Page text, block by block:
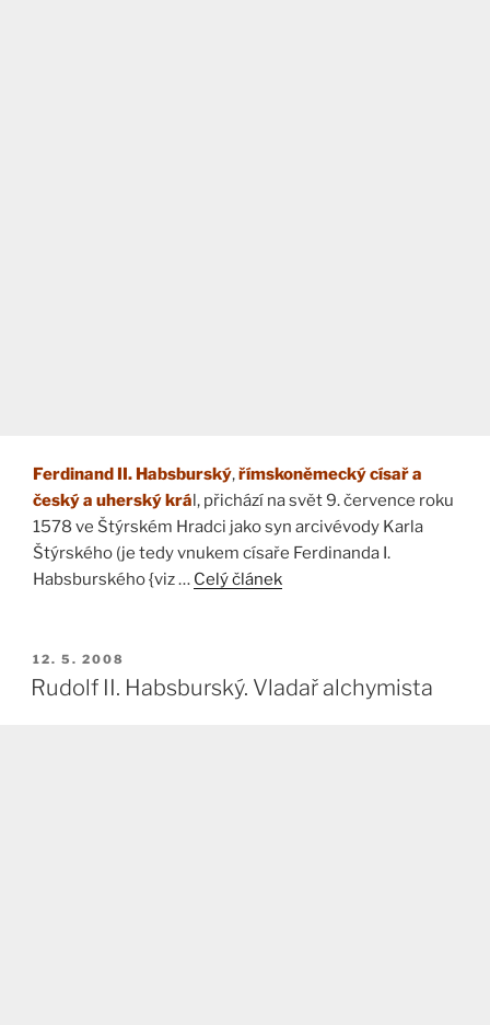
Ferdinand II. Habsburský,římskoněmecký císař a
český a uherský král, přichází na svět 9. července roku
1578 ve Štýrském Hradci jako syn arcivévody Karla
Štýrského (je tedy vnukem císaře Ferdinanda I.
Habsburského {viz … Celý článek
PUBLIKOVÁNO
12. 5. 2008
Rudolf II. Habsburský. Vladař alchymista